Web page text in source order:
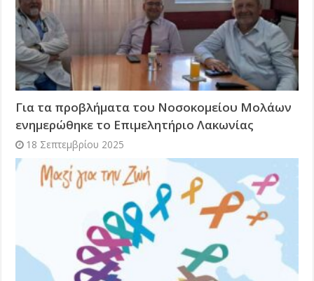
Για τα προβλήματα του Νοσοκομείου Μολάων
ενημερώθηκε το Επιμελητήριο Λακωνίας
18 Σεπτεμβρίου 2025